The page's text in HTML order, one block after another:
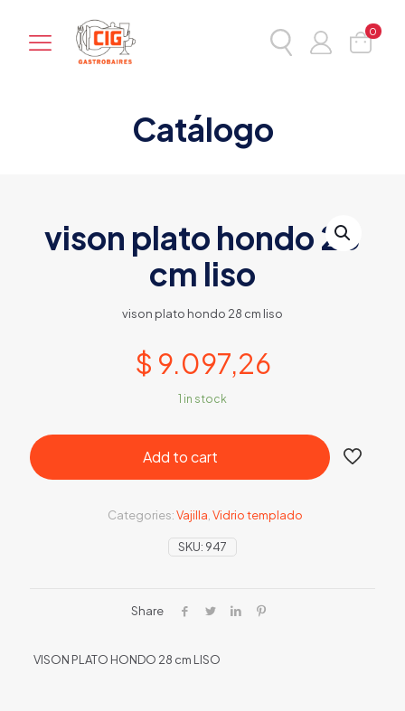
0
Catálogo
vison plato hondo 28
cm liso
vison plato hondo 28 cm liso
$ 9.097,26
1 in stock
Add to cart
SKU: 947
Categories:Vajilla Vidrio templado
Share
VISON PLATO HONDO 28 cm LISO